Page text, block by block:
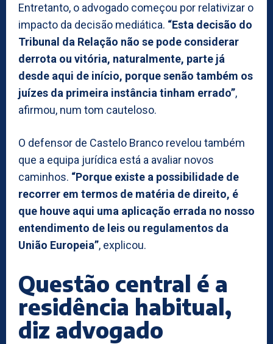
Entretanto, o advogado começou por relativizar o
impacto da decisão mediática. “Esta decisão do
Tribunal da Relação não se pode considerar
derrota ou vitória, naturalmente, parte já
desde aqui de início, porque senão também os
juízes da primeira instância tinham errado”,
afirmou, num tom cauteloso.
O defensor de Castelo Branco revelou também
que a equipa jurídica está a avaliar novos
caminhos. “Porque existe a possibilidade de
recorrer em termos de matéria de direito, é
que houve aqui uma aplicação errada no nosso
entendimento de leis ou regulamentos da
União Europeia”, explicou.
Questão central é a
residência habitual,
diz advogado